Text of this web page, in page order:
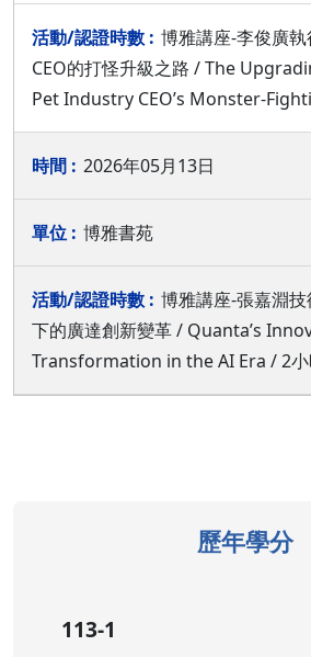
博雅講座-李俊廣
CEO的打怪升級之路 / The
Pet Industry CEO’s Monster-
2026年05月13日
博雅書苑
博雅講座-張嘉淵
下的廣達創新變革 / Quanta’s
Transformation in the AI Era / 2
歷年學分
113-1